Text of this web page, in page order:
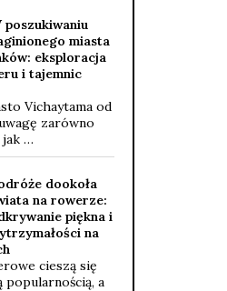
poszukiwaniu
miasta
eksploracja
i tajemnic
Vichaytama od
zarówno
jak …
dookoła
na rowerze:
piękna i
na
cieszą się
popularnością, a